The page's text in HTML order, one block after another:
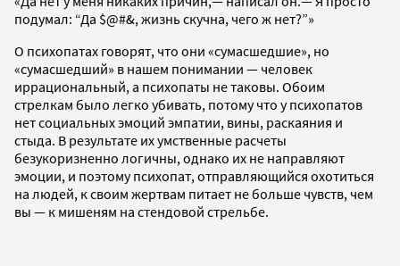
подумал: “Да $@#&, жизнь скучна, чего ж нет?”»
О психопатах говорят, что они «сумасшедшие», но
«сумасшедший» в нашем понимании — человек
иррациональный, а психопаты не таковы. Обоим
стрелкам было легко убивать, потому что у психопатов
нет социальных эмоций эмпатии, вины, раскаяния и
стыда. В результате их умственные расчеты
безукоризненно логичны, однако их не направляют
эмоции, и поэтому психопат, отправляющийся охотиться
на людей, к своим жертвам питает не больше чувств, чем
вы — к мишеням на стендовой стрельбе.